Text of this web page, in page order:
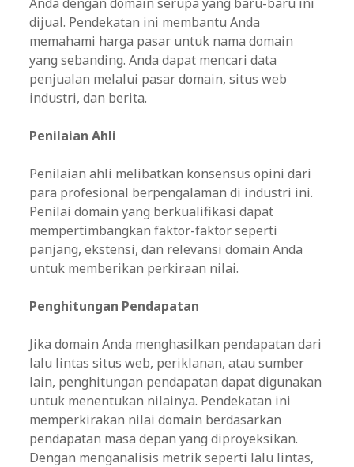
dijual. Pendekatan ini membantu Anda
memahami harga pasar untuk nama domain
yang sebanding. Anda dapat mencari data
penjualan melalui pasar domain, situs web
industri, dan berita.
Penilaian Ahli
Penilaian ahli melibatkan konsensus opini dari
para profesional berpengalaman di industri ini.
Penilai domain yang berkualifikasi dapat
mempertimbangkan faktor-faktor seperti
panjang, ekstensi, dan relevansi domain Anda
untuk memberikan perkiraan nilai.
Penghitungan Pendapatan
Jika domain Anda menghasilkan pendapatan dari
lalu lintas situs web, periklanan, atau sumber
lain, penghitungan pendapatan dapat digunakan
untuk menentukan nilainya. Pendekatan ini
memperkirakan nilai domain berdasarkan
pendapatan masa depan yang diproyeksikan.
Dengan menganalisis metrik seperti lalu lintas,